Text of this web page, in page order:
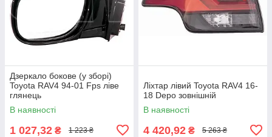
Дзеркало бокове (у зборі)
Toyota RAV4 94-01 Fps ліве
глянець
В наявності
1 027,32 ₴ 1 223 ₴
Ліхтар лівий Toyota RAV4 16-
18 Depo зовнішній
В наявності
4 420,92 ₴ 5 263 ₴